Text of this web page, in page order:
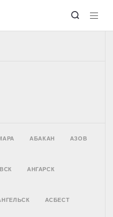
АБАКАН АЗОВ
АНГАРСК
АСБЕСТ